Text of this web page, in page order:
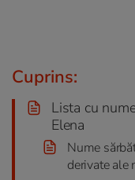
Cuprins:
Lista cu
Elena
Nume
derivate ale